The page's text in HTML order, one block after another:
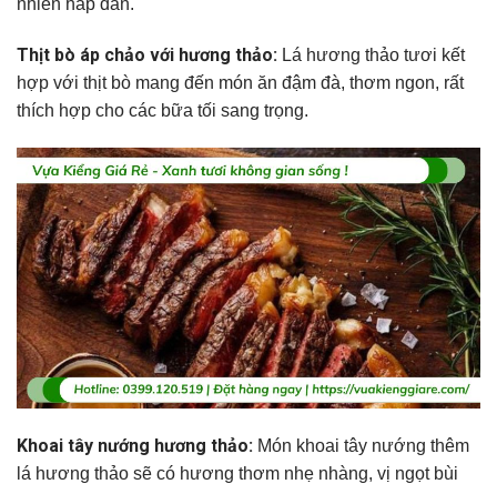
nhiên hấp dẫn.
Thịt bò áp chảo với hương thảo: Lá hương thảo tươi kết
hợp với thịt bò mang đến món ăn đậm đà, thơm ngon, rất
thích hợp cho các bữa tối sang trọng.
Khoai tây nướng hương thảo: Món khoai tây nướng thêm
lá hương thảo sẽ có hương thơm nhẹ nhàng, vị ngọt bùi